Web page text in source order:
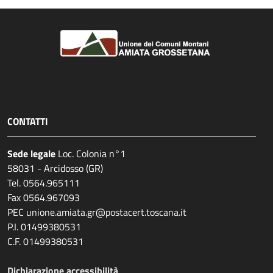
CONTATTI
Sede legale Loc. Colonia n°1
58031 - Arcidosso (GR)
Tel. 0564.965111
Fax 0564.967093
PEC unione.amiata.gr@postacert.toscana.it
P.I. 01499380531
C.F. 01499380531